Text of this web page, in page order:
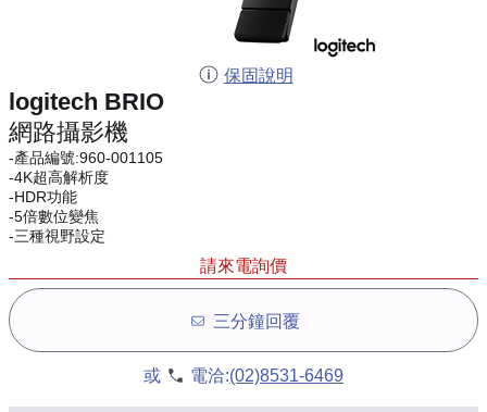
保固說明
logitech BRIO
網路攝影機
-產品編號:960-001105
-4K超高解析度
-HDR功能
-5倍數位變焦
-三種視野設定
請來電詢價
三分鐘回覆
或 電洽:(02)8531-6469